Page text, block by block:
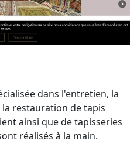
dans l'entretien, la
restauration de tapis
ainsi que de tapisseries
réalisés à la main.